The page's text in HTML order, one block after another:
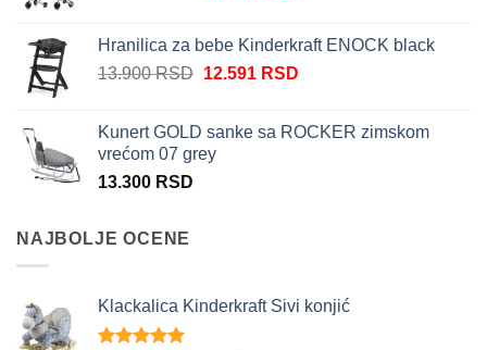
bila:
12.200 RSD.
10.980 RSD.
Hranilica za bebe Kinderkraft ENOCK black
13.900RSD Originalna
bila:
13.900 RSD.
12.591 RSDTrenutna
12.591 RSD.
Kunert GOLD sanke sa ROCKER zimskom
vrećom 07 grey
13.300 RSD
NAJBOLJE OCENE
Klackalica Kinderkraft Sivi konjić